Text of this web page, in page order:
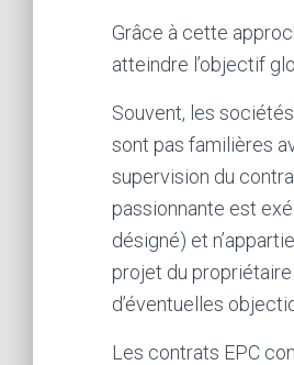
Grâce à cette
atteindre l’objectif
Souvent, les
sont pas familières
supervision du
passionnante est
désigné) et
projet du
d’éventuelles
Les contrats EPC